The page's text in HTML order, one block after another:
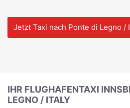
Jetzt Taxi nach Ponte di Legno
IHR FLUGHAFENTAXI
LEGNO / ITALY